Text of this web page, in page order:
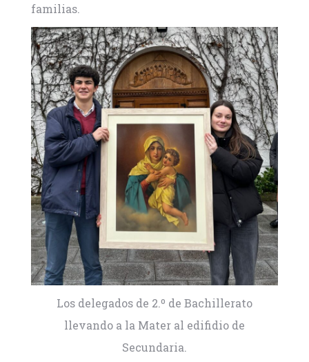
familias.
Los delegados de 2.º de Bachillerato
llevando a la Mater al edifidio de
Secundaria.